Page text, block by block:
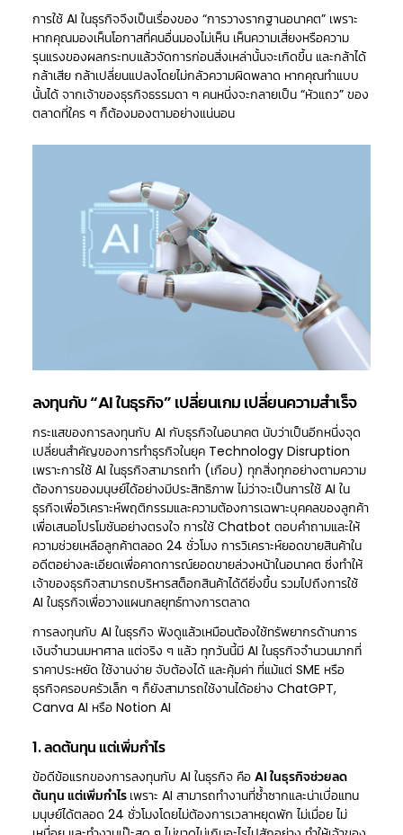
การใช้ AI ในธุรกิจจึงเป็นเรื่องของ “การวางรากฐานอนาคต” เพราะ
หากคุณมองเห็นโอกาสที่คนอื่นมองไม่เห็น เห็นความเสี่ยงหรือความ
รุนแรงของผลกระทบแล้วจัดการก่อนสิ่งเหล่านั้นจะเกิดขึ้น และกล้าได้
กล้าเสีย กล้าเปลี่ยนแปลงโดยไม่กลัวความผิดพลาด หากคุณทำแบบ
นั้นได้ จากเจ้าของธุรกิจธรรมดา ๆ คนหนึ่งจะกลายเป็น “หัวแถว” ของ
ตลาดที่ใคร ๆ ก็ต้องมองตามอย่างแน่นอน
ลงทุนกับ “AI ในธุรกิจ” เปลี่ยนเกม เปลี่ยนความสำเร็จ
กระแสของการลงทุนกับ AI กับธุรกิจในอนาคต นับว่าเป็นอีกหนึ่งจุด
เปลี่ยนสำคัญของการทำธุรกิจในยุค Technology Disruption
เพราะการใช้ AI ในธุรกิจสามารถทำ (เกือบ) ทุกสิ่งทุกอย่างตามความ
ต้องการของมนุษย์ได้อย่างมีประสิทธิภาพ ไม่ว่าจะเป็นการใช้ AI ใน
ธุรกิจเพื่อวิเคราะห์พฤติกรรมและความต้องการเฉพาะบุคคลของลูกค้า
เพื่อเสนอโปรโมชันอย่างตรงใจ การใช้ Chatbot ตอบคำถามและให้
ความช่วยเหลือลูกค้าตลอด 24 ชั่วโมง การวิเคราะห์ยอดขายสินค้าใน
อดีตอย่างละเอียดเพื่อคาดการณ์ยอดขายล่วงหน้าในอนาคต ซึ่งทำให้
เจ้าของธุรกิจสามารถบริหารสต็อกสินค้าได้ดียิ่งขึ้น รวมไปถึงการใช้
AI ในธุรกิจเพื่อวางแผนกลยุทธ์ทางการตลาด
การลงทุนกับ AI ในธุรกิจ ฟังดูแล้วเหมือนต้องใช้ทรัพยากรด้านการ
เงินจำนวนมหาศาล แต่จริง ๆ แล้ว ทุกวันนี้มี AI ในธุรกิจจำนวนมากที่
ราคาประหยัด ใช้งานง่าย จับต้องได้ และคุ้มค่า ที่แม้แต่ SME หรือ
ธุรกิจครอบครัวเล็ก ๆ ก็ยังสามารถใช้งานได้อย่าง ChatGPT,
Canva AI หรือ Notion AI
1. ลดต้นทุน แต่เพิ่มกำไร
ข้อดีข้อแรกของการลงทุนกับ AI ในธุรกิจ คือ AI ในธุรกิจช่วยลด
ต้นทุน แต่เพิ่มกำไร เพราะ AI สามารถทำงานที่ซ้ำซากและน่าเบื่อแทน
มนุษย์ได้ตลอด 24 ชั่วโมงโดยไม่ต้องการเวลาหยุดพัก ไม่เมื่อย ไม่